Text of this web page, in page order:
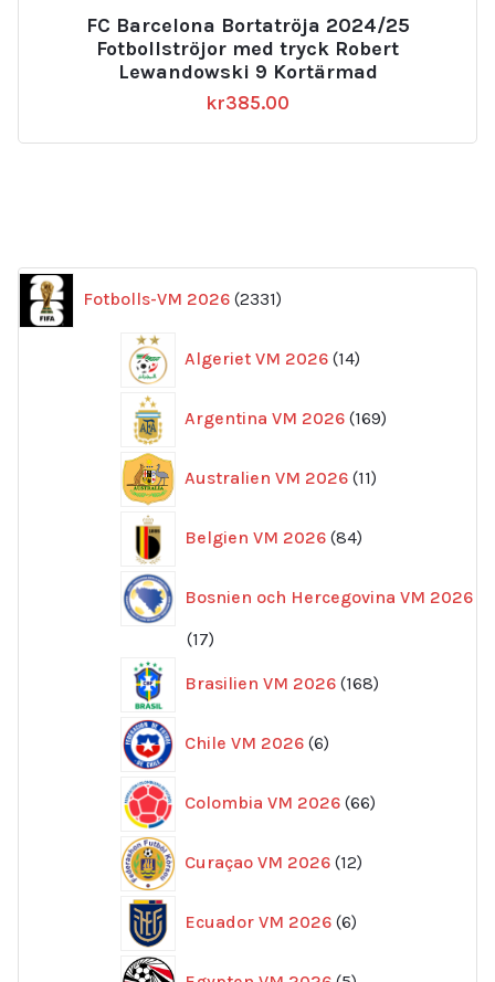
FC Barcelona Bortatröja 2024/25
Fotbollströjor med tryck Robert
Lewandowski 9 Kortärmad
kr385.00
Fotbolls-VM 2026 2331
produkter
Algeriet VM 2026 14
produkter
Argentina VM 2026 169
produkter
Australien VM 2026 11
produkter
Belgien VM 2026 84
produkter
Bosnien och Hercegovina VM 2026
1717
Brasilien VM 2026 168
produkter
Chile VM 2026 6
produkter
Colombia VM 2026 66
produkter
Curaçao VM 2026 12
produkter
Ecuador VM 2026 6
produkter